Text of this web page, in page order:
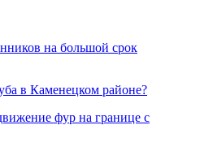
на большой срок
в Каменецком районе?
фур на границе с